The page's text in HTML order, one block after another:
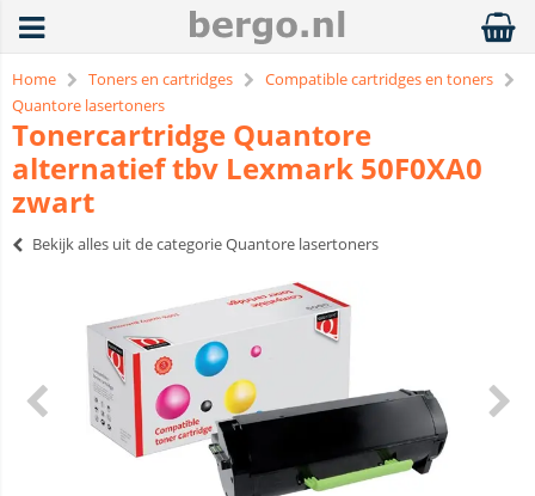
Home Toners en cartridges
Compatible cartridges en toners
Quantore lasertoners
Tonercartridge Quantore
alternatief tbv Lexmark 50F0XA0
zwart
Bekijk alles uit de categorie Quantore lasertoners